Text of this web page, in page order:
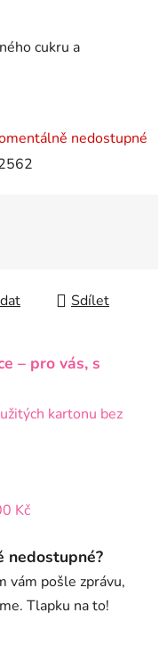
cukru a
nedostupné
Sdílet
– pro vás, s
kartonu bez
Kč
nedostupné?
vám pošle zprávu,
Tlapku na to!